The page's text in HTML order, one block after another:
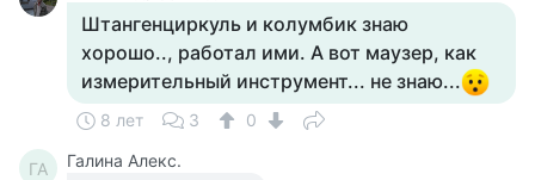
Штангенциркуль и колумбик знаю
хорошо.., работал ими. А вот маузер, как
измерительный инструмент... не знаю...
8 лет 3 0
ГА Галина Алекс.